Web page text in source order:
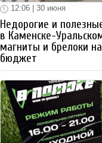
12:06 | 30 июня
Недорогие и
в Каменске-
магниты и брелоки
бюджет